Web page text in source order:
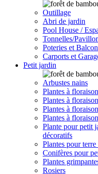
Outillage
Abri de jardin
Pool House /
Tonnelles/
Poteries et
Carports et
Petit jardin
Arbustes nains
Plantes à
Plantes à
Plantes à
Plantes à
Plante pour petit
décoratifs
Plantes pour
Conifères pour
Plantes
Rosiers